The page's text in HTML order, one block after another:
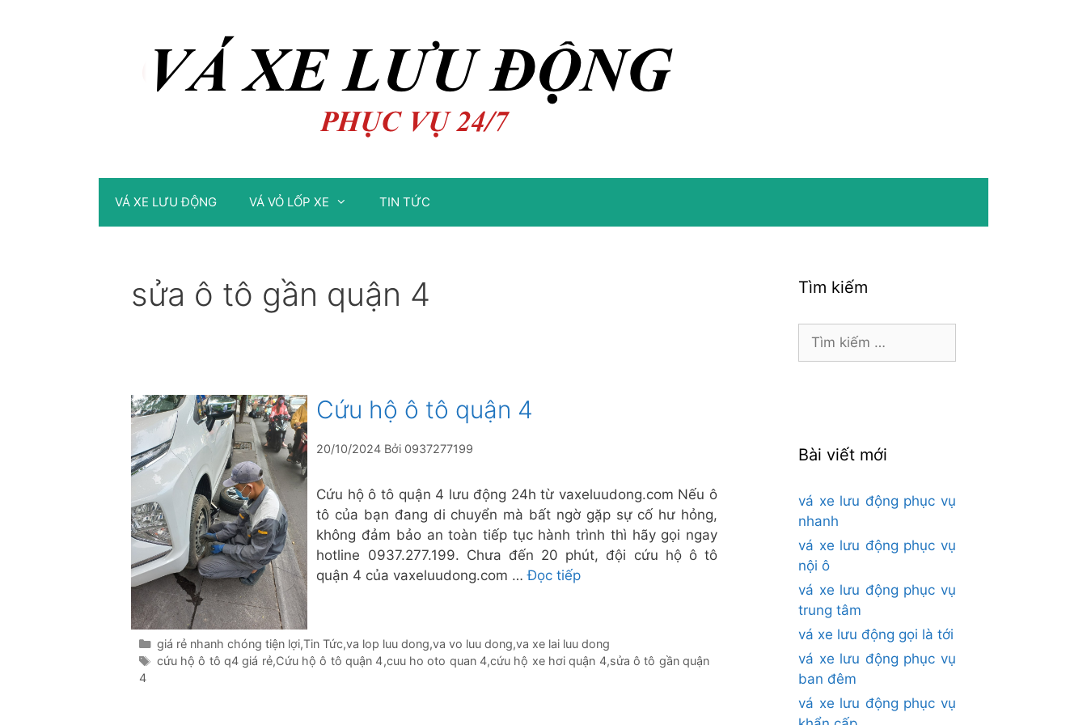
VÁ XE LƯU ĐỘNG VÁ VỎ LỐP XE TIN TỨC
sửa ô tô gần quận 4
Cứu hộ ô tô quận 4
20/10/2024 Bởi 0937277199
Cứu hộ ô tô quận 4 lưu động 24h từ vaxeluudong.com Nếu ô
tô của bạn đang di chuyển mà bất ngờ gặp sự cố hư hỏng,
không đảm bảo an toàn tiếp tục hành trình thì hãy gọi ngay
hotline 0937.277.199. Chưa đến 20 phút, đội cứu hộ ô tô
quận 4 của vaxeluudong.com …Đọc tiếp
Danh
mục
giá rẻ nhanh chóng tiện lợi,Tin Tức,va lop luu dong,va vo luu dong,va xe lai luu dong
Thẻ
cứu hộ ô tô q4 giá rẻ,Cứu hộ ô tô quận 4,cuu ho oto quan 4,cứu hộ xe hơi quận 4,sửa ô tô gần quận
4
Tìm kiếm
Tìm
Bài viết mới
vá xe lưu động phục vụ
nhanh
vá xe lưu động phục vụ
nội ô
vá xe lưu động phục vụ
trung tâm
vá xe lưu động gọi là tới
vá xe lưu động phục vụ
ban đêm
vá xe lưu động phục vụ